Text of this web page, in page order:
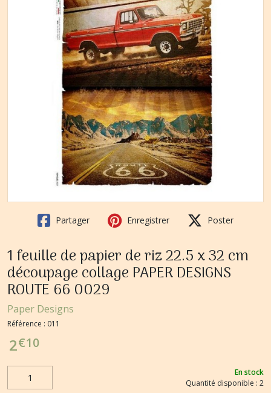
Partager Enregistrer Poster
1 feuille de papier de riz 22.5 x 32 cm
découpage collage PAPER DESIGNS
ROUTE 66 0029
Paper Designs
Référence : 011
2€10
En stock
Quantité disponible : 2